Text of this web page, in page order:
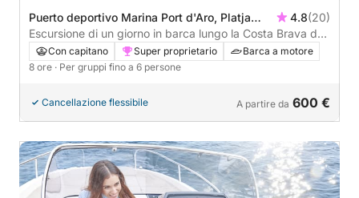
Puerto deportivo Marina Port d'Aro, Platja
d'Aro, Spagna
4.8(20)
Escursione di un giorno in barca lungo la Costa Brava da
Platja d’Aro
Con capitano Super proprietario
Barca a motore
8 ore · Per gruppi fino a 6 persone
Cancellazione flessibile A partire da 600 €